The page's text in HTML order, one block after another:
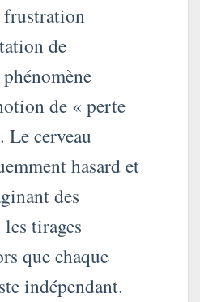
frustration
de
de « perte
Le cerveau
hasard et
des
les tirages
que chaque
indépendant.